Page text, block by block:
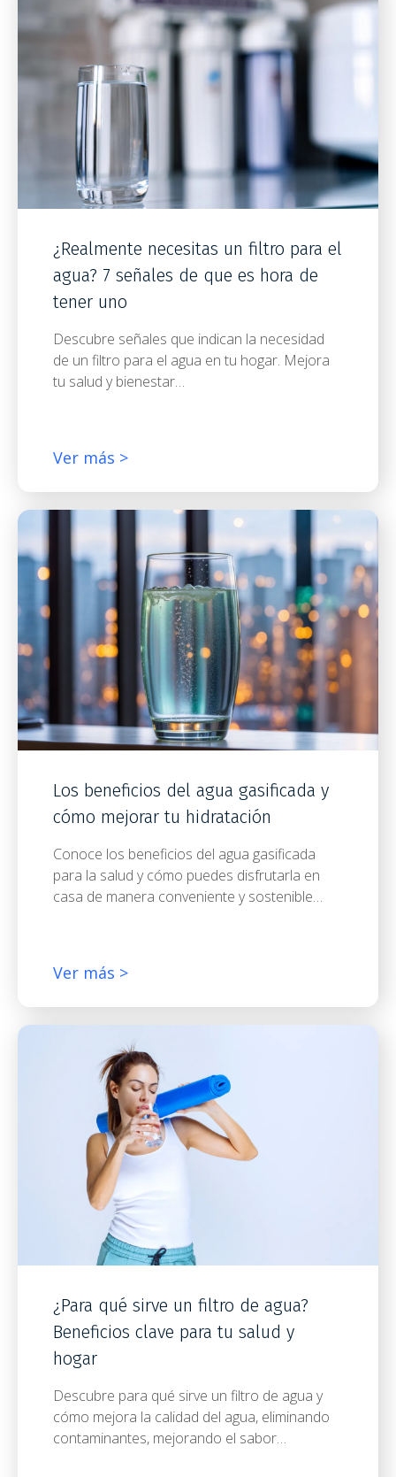
¿Realmente necesitas un filtro para el
agua? 7 señales de que es hora de
tener uno
Descubre señales que indican la necesidad
de un filtro para el agua en tu hogar. Mejora
tu salud y bienestar…
Ver más >
Los beneficios del agua gasificada y
cómo mejorar tu hidratación
Conoce los beneficios del agua gasificada
para la salud y cómo puedes disfrutarla en
casa de manera conveniente y sostenible…
Ver más >
¿Para qué sirve un filtro de agua?
Beneficios clave para tu salud y
hogar
Descubre para qué sirve un filtro de agua y
cómo mejora la calidad del agua, eliminando
contaminantes, mejorando el sabor…